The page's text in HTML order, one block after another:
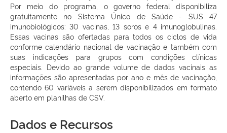
Por meio do programa, o governo federal disponibiliza
gratuitamente no Sistema Único de Saúde - SUS 47
imunobiológicos: 30 vacinas, 13 soros e 4 imunoglobulinas.
Essas vacinas são ofertadas para todos os ciclos de vida
conforme calendário nacional de vacinação e também com
suas indicações para grupos com condições clínicas
especiais. Devido ao grande volume de dados vacinais as
informações são apresentadas por ano e mês de vacinação,
contendo 60 variáveis a serem disponibilizados em formato
aberto em planilhas de CSV.
Dados e Recursos